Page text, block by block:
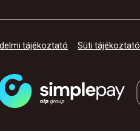
tájékoztató Süti tájékoztató